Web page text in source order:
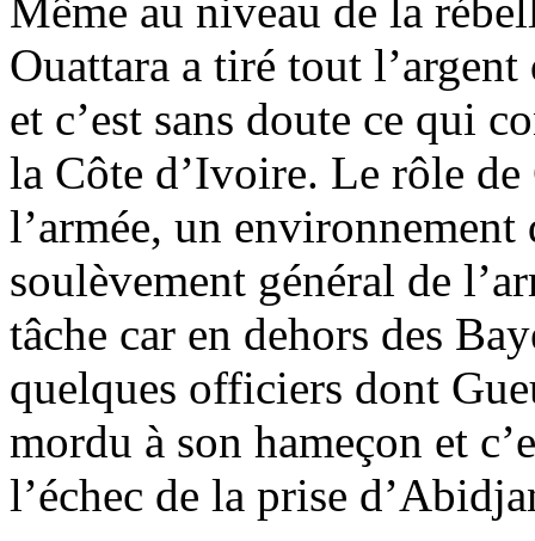
Même au niveau de la
Ouattara a tiré tout
et c’est sans doute ce qui
la Côte d’Ivoire. Le rôle de
l’armée, un
soulèvement général de
tâche car en dehors des
quelques officiers dont
mordu à son hameçon et
l’échec de la prise